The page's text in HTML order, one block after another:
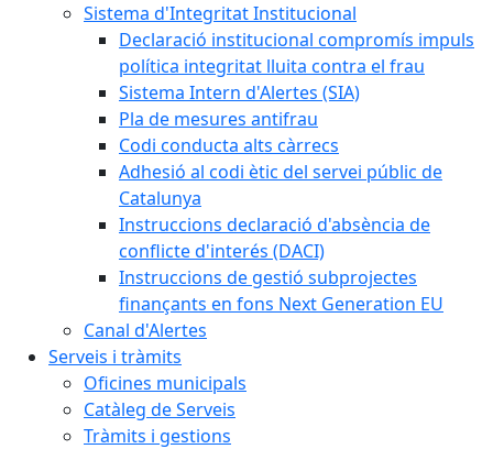
Sistema d'Integritat Institucional
Declaració institucional compromís impuls
política integritat lluita contra el frau
Sistema Intern d'Alertes (SIA)
Pla de mesures antifrau
Codi conducta alts càrrecs
Adhesió al codi ètic del servei públic de
Catalunya
Instruccions declaració d'absència de
conflicte d'interés (DACI)
Instruccions de gestió subprojectes
finançants en fons Next Generation EU
Canal d'Alertes
Serveis i tràmits
Oficines municipals
Catàleg de Serveis
Tràmits i gestions